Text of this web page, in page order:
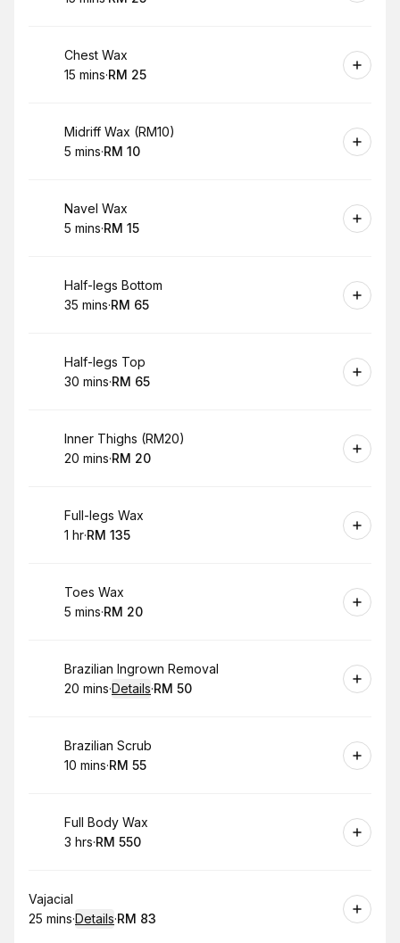
.Duration :
.Price
Book
Chest Wax
.Duration :
15 mins·
.Price
RM 25
Book
Midriff Wax (RM10)
. Duration:
5 mins·
.Price
RM 10
Book
Navel Wax
. Duration:
5 mins·
.Price
RM 15
Book
Half-legs Bottom
.Duration
35 mins·
.Price
RM 65
Book
Half-legs Top
.Duration
30 mins·
.Price
RM 65
Book
Inner Thighs (RM20)
.Duration
20 mins·
.Price
RM 20
Book
Full-legs Wax
. Duration
1 hr·
.Price:
RM 135
Book
Toes Wax
. Duration:
5 mins·
.Price
RM 20
Book
Brazilian Ingrown Removal
.Duration:
20 mins·Details·
.Price
RM 50
Book
Brazilian Scrub
.Duration :
10 mins·
.Price
RM 55
Book
Full Body Wax
. Duration:
3 hrs·
.Price:
RM 550
Book
Vajacial
.Duration:
25 mins·Details·
.Price
RM 83